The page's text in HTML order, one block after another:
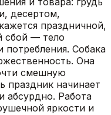
десертом,
праздничной,
сбой — тело
потребления. Собака
Она
смешную
праздник начинает
абсурдно. Работа
яркости и